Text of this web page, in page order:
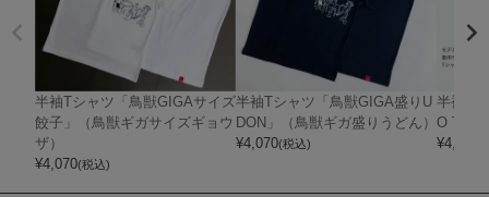
半袖Tシャツ「鳥獣GIGAサイズ
餃子」（鳥獣ギガサイズギョウ
ザ）
¥4,070(税込)
半袖Tシャツ「鳥獣GIGA盛りU
DON」（鳥獣ギガ盛りうどん）
¥4,070(税込)
半袖T
O Tシ
¥4,070